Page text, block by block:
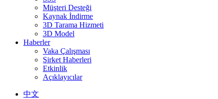
Müşteri Desteği
Kaynak İndirme
3D Tarama Hizmeti
3D Model
Haberler
Vaka Çalışması
Şirket Haberleri
Etkinlik
Açıklayıcılar
中文